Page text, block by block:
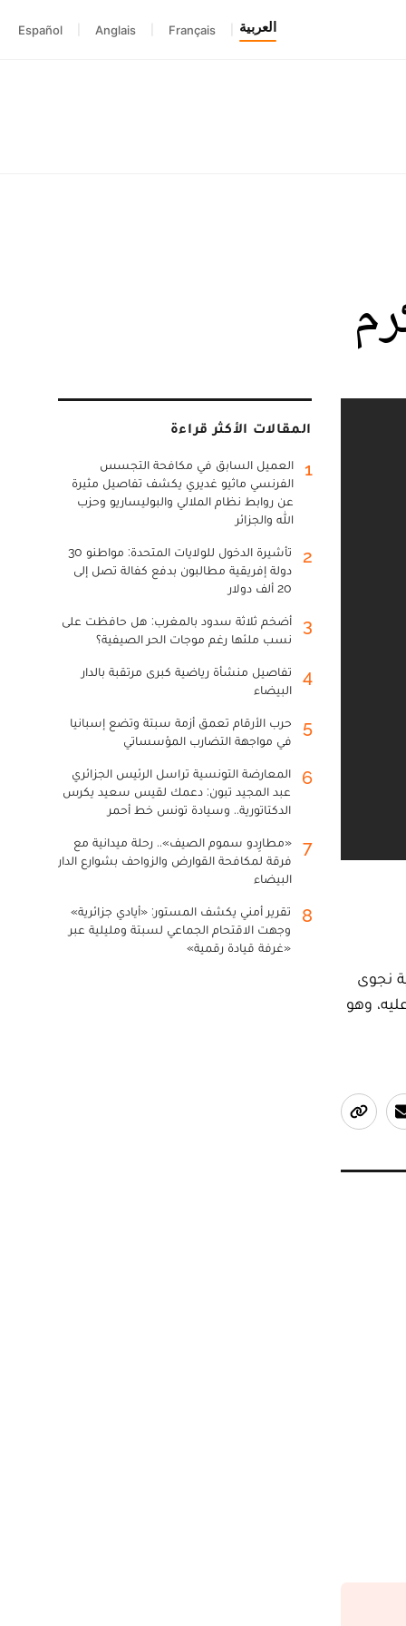
العربية Français
Anglais
Español
نجوى
وهو
المقالات الأكثر قراءة
1
العميل السابق في مكافحة التجسس
الفرنسي ماثيو غديري يكشف تفاصيل مثيرة
عن روابط نظام الملالي والبوليساريو وحزب
الله والجزائر
2
تأشيرة الدخول للولايات المتحدة: مواطنو 30
دولة إفريقية مطالبون بدفع كفالة تصل إلى
20 ألف دولار
3
أضخم ثلاثة سدود بالمغرب: هل حافظت على
نسب ملئها رغم موجات الحر الصيفية؟
4
تفاصيل منشأة رياضية كبرى مرتقبة بالدار
البيضاء
5
حرب الأرقام تعمق أزمة سبتة وتضع إسبانيا
في مواجهة التضارب المؤسساتي
6
المعارضة التونسية تراسل الرئيس الجزائري
عبد المجيد تبون: دعمك لقيس سعيد يكرس
الدكتاتورية.. وسيادة تونس خط أحمر
7
«مطارِدو سموم الصيف».. رحلة ميدانية مع
فرقة لمكافحة القوارض والزواحف بشوارع الدار
البيضاء
8
تقرير أمني يكشف المستور: «أيادي جزائرية»
وجهت الاقتحام الجماعي لسبتة ومليلية عبر
«غرفة قيادة رقمية»